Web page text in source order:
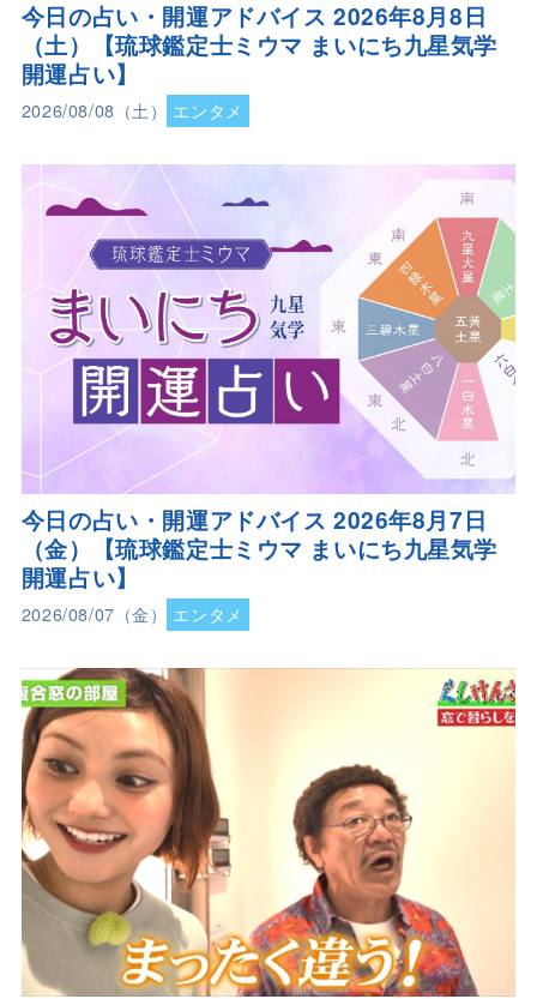
今日の占い・開運アドバイス 2026年8月8日
（土）【琉球鑑定士ミウマ まいにち九星気学
開運占い】
2026/08/08（土） エンタメ
今日の占い・開運アドバイス 2026年8月7日
（金）【琉球鑑定士ミウマ まいにち九星気学
開運占い】
2026/08/07（金） エンタメ